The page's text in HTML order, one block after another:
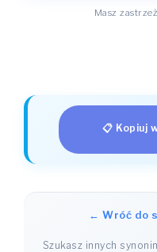
Masz
📋 Kopiuj
← Wróć do
Szukasz innych